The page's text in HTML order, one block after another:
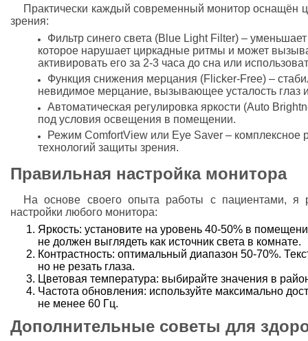
Практически каждый современный монитор оснащён
зрения:
Фильтр синего света (Blue Light Filter) –
которое нарушает циркадные ритмы и может
активировать его за 2-3 часа до сна или
Функция снижения мерцания (Flicker-Free) –
невидимое мерцание, вызывающее усталость глаз
Автоматическая регулировка яркости (Auto
под условия освещения в помещении.
Режим ComfortView или Eye Saver –
технологий защиты зрения.
Правильная настройка монитора
На основе своего опыта работы с пациентами, я
настройки любого монитора:
Яркость: установите на уровень 40-50% в
не должен выглядеть как источник света в комнате.
Контрастность: оптимальный диапазон 50-70%.
но не резать глаза.
Цветовая температура: выбирайте значения в
Частота обновления: используйте максимально
не менее 60 Гц.
Дополнительные советы для